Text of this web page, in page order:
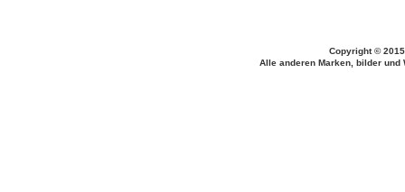
Copyright ©
Alle anderen Marken, bilder und